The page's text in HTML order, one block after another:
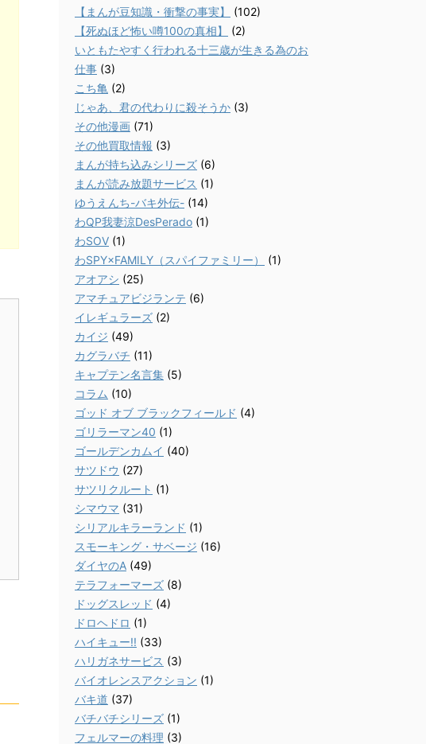
【まんが豆知識・衝撃の事実】
(102)
【死ぬほど怖い噂100の真相】
(2)
いともたやすく行われる十三歳が生きる為のお
仕事 (3)
こち亀 (2)
じゃあ、君の代わりに殺そうか (3)
その他漫画 (71)
その他買取情報 (3)
まんが持ち込みシリーズ (6)
まんが読み放題サービス (1)
ゆうえんち-バキ外伝- (14)
わQP我妻涼DesPerado (1)
わSOV (1)
わSPY×FAMILY（スパイファミリー）
(1)
アオアシ (25)
アマチュアビジランテ (6)
イレギュラーズ (2)
カイジ (49)
カグラバチ (11)
キャプテン名言集 (5)
コラム (10)
ゴッド オブ ブラックフィールド (4)
ゴリラーマン40 (1)
ゴールデンカムイ (40)
サツドウ (27)
サツリクルート (1)
シマウマ (31)
シリアルキラーランド (1)
スモーキング・サベージ (16)
ダイヤのA (49)
テラフォーマーズ (8)
ドッグスレッド (4)
ドロヘドロ (1)
ハイキュー!! (33)
ハリガネサービス (3)
バイオレンスアクション (1)
バキ道 (37)
バチバチシリーズ (1)
フェルマーの料理 (3)